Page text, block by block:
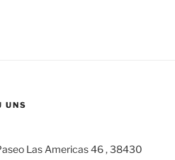
UNS
Las Americas 46 , 38430